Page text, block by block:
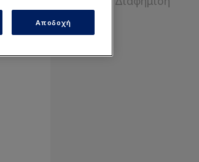
Αποδοχή